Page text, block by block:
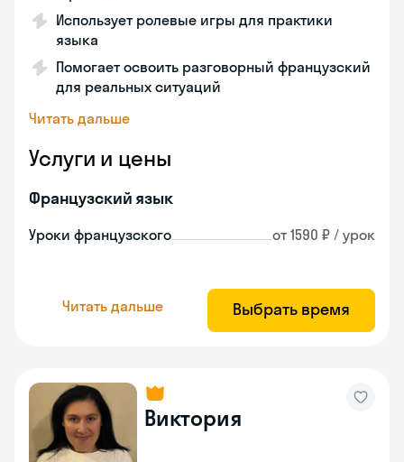
Использует ролевые игры для практики
языка
Помогает освоить разговорный французский
для реальных ситуаций
Читать дальше
Услуги и цены
Французский язык
Уроки французского от 1590 ₽ / урок
Читать дальше Выбрать время
Виктория